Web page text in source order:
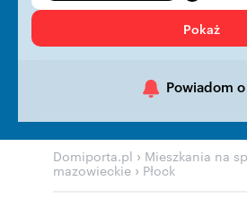
Pokaż
Powiadom
Domiporta.pl › Mieszkania na
mazowieckie › Płock